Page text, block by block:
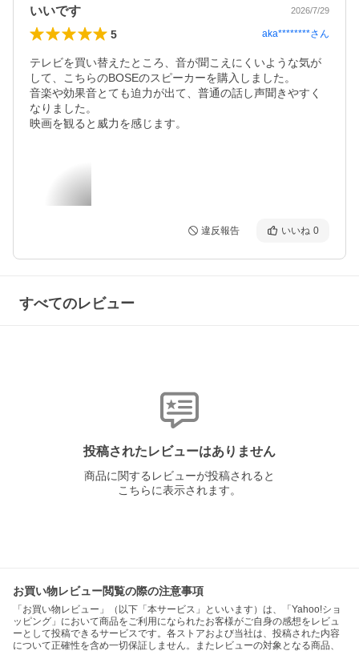
いいです 2026/7/29
5 aka********さん
テレビを買い替えたところ、音が聞こえにくいような気が
して、こちらのBOSEのスピーカーを購入しました。
音楽や効果音とても迫力が出て、普通の話し声聞きやすく
なりました。
映画を観ると威力を感じます。
違反報告 いいね 0
すべてのレビュー
投稿されたレビューはありません
商品に関するレビューが投稿されると
こちらに表示されます。
お買い物レビュー閲覧の際の注意事項
「お買い物レビュー」（以下「本サービス」といいます）は、「Yahoo!ショ
ッピング」において商品をご利用になられたお客様がご自身の感想をレビュ
ーとして投稿できるサービスです。各ストアおよび当社は、投稿された内容
について正確性を含め一切保証しません。またレビューの対象となる商品、